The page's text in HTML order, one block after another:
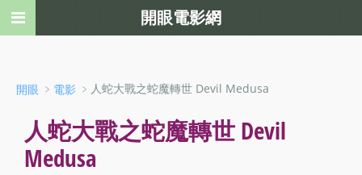
開眼 ﹥ 電影 ﹥人蛇大戰之蛇魔轉世 Devil Medusa
人蛇大戰之蛇魔轉世 Devil
Medusa
開眼電影網